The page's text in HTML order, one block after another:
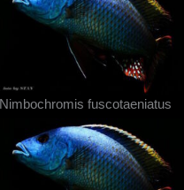
Nimbochromis fuscotaeniatus